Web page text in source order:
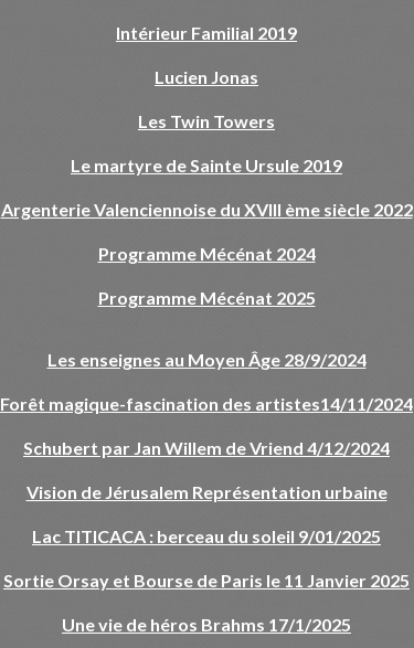
Intérieur Familial 2019
Lucien Jonas
Les Twin Towers
Le martyre de Sainte Ursule 2019
Argenterie Valenciennoise du XVIII ème siècle 2022
Programme Mécénat 2024
Programme Mécénat 2025
Les enseignes au Moyen Âge 28/9/2024
Forêt magique-fascination des artistes14/11/2024
Schubert par Jan Willem de Vriend 4/12/2024
Vision de Jérusalem Représentation urbaine
Lac TITICACA : berceau du soleil 9/01/2025
Sortie Orsay et Bourse de Paris le 11 Janvier 2025
Une vie de héros Brahms 17/1/2025